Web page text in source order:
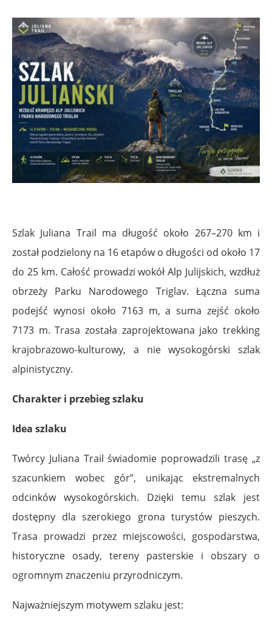
Szlak Juliana Trail ma długość około 267–270 km i
został podzielony na 16 etapów o długości od około 17
do 25 km. Całość prowadzi wokół Alp Julijskich, wzdłuż
obrzeży Parku Narodowego Triglav. Łączna suma
podejść wynosi około 7163 m, a suma zejść około
7173 m. Trasa została zaprojektowana jako trekking
krajobrazowo-kulturowy, a nie wysokogórski szlak
alpinistyczny.
Charakter i przebieg szlaku
Idea szlaku
Twórcy Juliana Trail świadomie poprowadzili trasę „z
szacunkiem wobec gór”, unikając ekstremalnych
odcinków wysokogórskich. Dzięki temu szlak jest
dostępny dla szerokiego grona turystów pieszych.
Trasa prowadzi przez miejscowości, gospodarstwa,
historyczne osady, tereny pasterskie i obszary o
ogromnym znaczeniu przyrodniczym.
Najważniejszym motywem szlaku jest: